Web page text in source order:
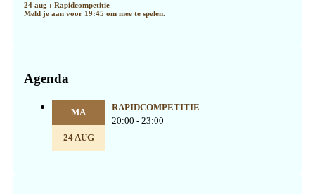
24 aug : Rapidcompetitie
Meld je aan voor 19:45 om mee te spelen.
Agenda
MA
24 AUG
RAPIDCOMPETITIE
20:00 - 23:00